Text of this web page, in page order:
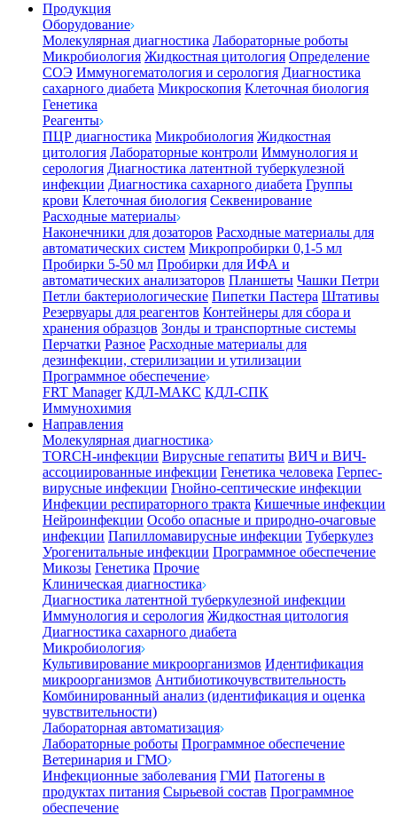
Продукция
Оборудование
Молекулярная диагностика Лабораторные роботы
Микробиология Жидкостная цитология Определение
СОЭ Иммуногематология и серология Диагностика
сахарного диабета Микроскопия Клеточная биология
Генетика
Реагенты
ПЦР диагностика Микробиология Жидкостная
цитология Лабораторные контроли Иммунология и
серология Диагностика латентной туберкулезной
инфекции Диагностика сахарного диабета Группы
крови Клеточная биология Секвенирование
Расходные материалы
Наконечники для дозаторов Расходные материалы для
автоматических систем Микропробирки 0,1-5 мл
Пробирки 5-50 мл Пробирки для ИФА и
автоматических анализаторов Планшеты Чашки Петри
Петли бактериологические Пипетки Пастера Штативы
Резервуары для реагентов Контейнеры для сбора и
хранения образцов Зонды и транспортные системы
Перчатки Разное Расходные материалы для
дезинфекции, стерилизации и утилизации
Программное обеспечение
FRT Manager КДЛ-МАКС КДЛ-СПК
Иммунохимия
Направления
Молекулярная диагностика
TORCH-инфекции Вирусные гепатиты ВИЧ и ВИЧ-
ассоциированные инфекции Генетика человека Герпес-
вирусные инфекции Гнойно-септические инфекции
Инфекции респираторного тракта Кишечные инфекции
Нейроинфекции Особо опасные и природно-очаговые
инфекции Папилломавирусные инфекции Туберкулез
Урогенитальные инфекции Программное обеспечение
Микозы Генетика Прочие
Клиническая диагностика
Диагностика латентной туберкулезной инфекции
Иммунология и серология Жидкостная цитология
Диагностика сахарного диабета
Микробиология
Культивирование микроорганизмов Идентификация
микроорганизмов Антибиотикочувствительность
Комбинированный анализ (идентификация и оценка
чувствительности)
Лабораторная автоматизация
Лабораторные роботы Программное обеспечение
Ветеринария и ГМО
Инфекционные заболевания ГМИ Патогены в
продуктах питания Сырьевой состав Программное
обеспечение